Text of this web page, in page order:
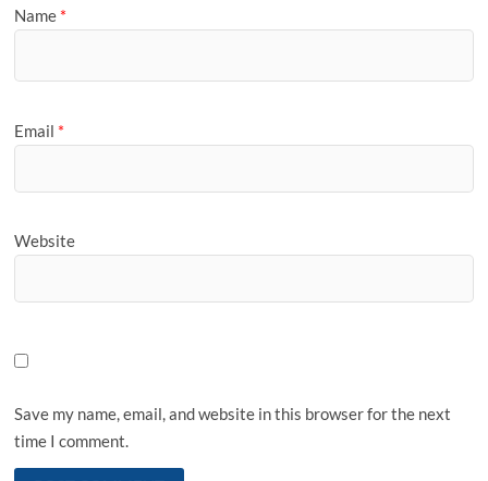
Name *
Email *
Website
Save my name, email, and website in this browser for the next
time I comment.